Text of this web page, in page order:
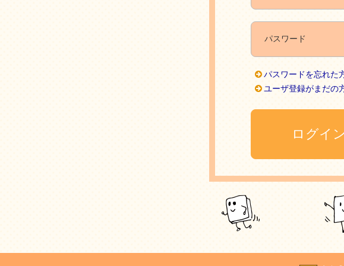
パスワード
パスワードを忘れた
ユーザ登録がまだの